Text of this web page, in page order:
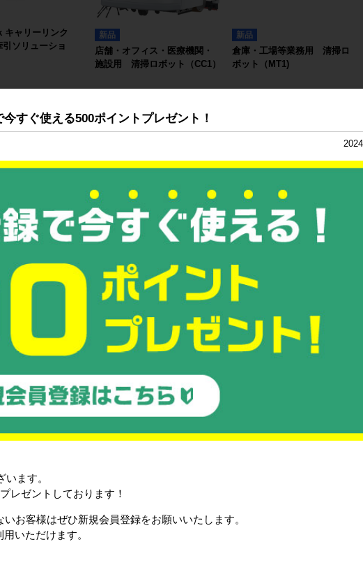
キャリーリンク
引ソリューショ
新品
店舗・オフィス・医療機関・
施設用 清掃ロボット（CC1）
新品
倉庫・工場等業務用 清掃ロ
ボット（MT1)
症指数計KO392
詳細を見る
新品
60,000円
詳細を見る
新品
クールファンミスト（COOL
詳細を見る
】エコ工場扇 三脚
新品
循環式水冷ベスト
すぐ使える500ポイントプレゼント！
ます。
レゼントしております！
お客様はぜひ新規会員登録をお願いいたします。
いただけます。